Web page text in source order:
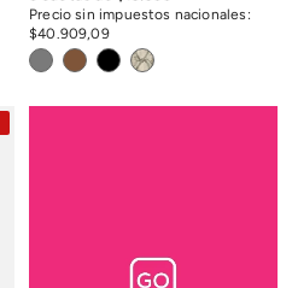
Precio sin impuestos nacionales:
$40.909,09